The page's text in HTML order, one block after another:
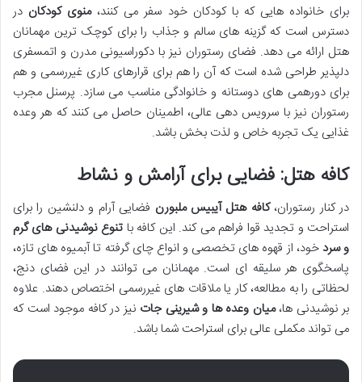
برای خانواده هایی که با کودکان خود سفر می کنند،منوی کودکان در
دسترس است که گزینه های سالم و جذاب را برای کوچک ترین مهمانان
هتل ارائه می دهد. فضای رستوران نیز با دکوراسیونی مدرن و اتمسفری
دلپذیر طراحی شده است که آن را هم برای قرارهای کاری غیررسمی و هم
برای دورهمی های دوستانه و خانوادگی مناسب می سازد. پرسنل مجرب
رستوران نیز با سرویس دهی عالی، اطمینان حاصل می کنند که هر وعده
غذایی یک تجربه خاص و لذت بخش باشد.
کافه هتل: فضایی برای آرامش و نشاط
در کنار رستوران،کافه هتل آیبیس ملبورن فضایی آرام و دلنشین را برای
استراحت و تجدید قوا فراهم می کند. این کافه با تنوع نوشیدنی های گرم
و سرد خود، از قهوه های تخصصی و انواع چای گرفته تا آبمیوه های تازه،
پاسخگوی هر سلیقه ای است. مهمانان می توانند در این فضای دنج،
لحظاتی را به مطالعه، کار یا ملاقات های غیررسمی اختصاص دهند. علاوه
بر نوشیدنی ها،میان وعده ها و شیرینی جات نیز در کافه موجود است که
می تواند مکملی عالی برای استراحت شما باشد.